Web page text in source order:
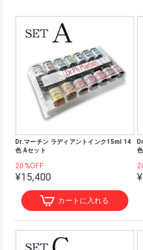
Dr.マーチン ラディアントインク15ml 14
色 Aセット
20%OFF
¥15,400
カートに入れる